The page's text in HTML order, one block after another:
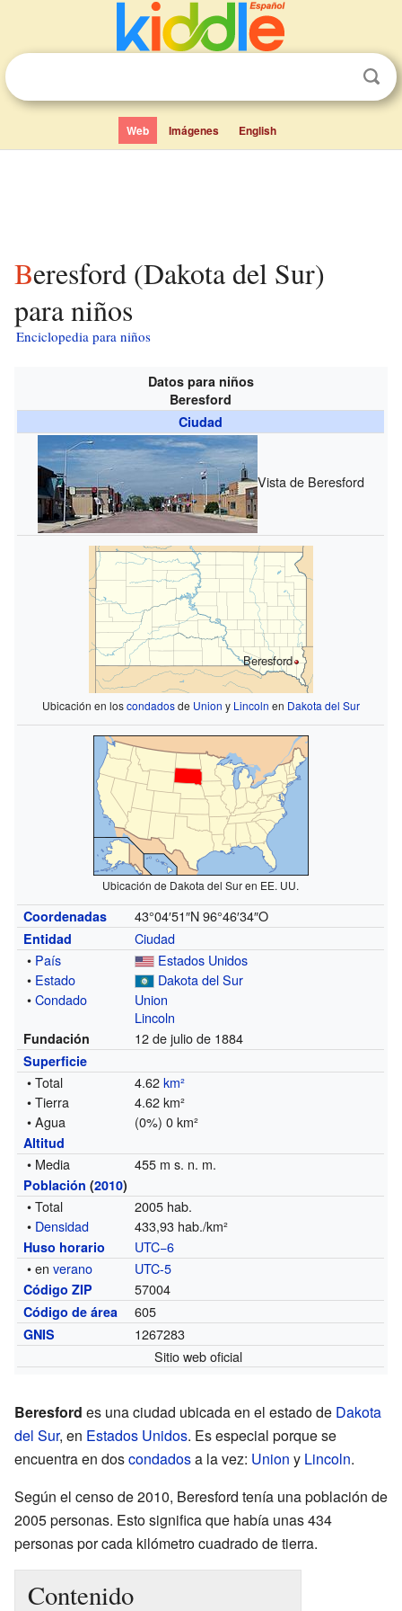
Web Imágenes English
Beresford (Dakota del Sur)
para niños
Enciclopedia para niños
Datos para niños
Beresford
Ciudad
Vista de Beresford
Beresford
Ubicación en loscondadosde Union y Lincoln en Dakota del Sur
Ubicación de Dakota del Sur en EE. UU.
Coordenadas 43°04′51″N 96°46′34″O
Entidad
Ciudad
• País
Estados Unidos
• Estado
Dakota del Sur
•Condado
Union
Lincoln
Fundación 12 de julio de 1884
Superficie
• Total 4.62km²
• Tierra
4.62 km²
• Agua
(0%) 0 km²
Altitud
• Media 455 m s. n. m.
Población (2010)
• Total
2005 hab.
• Densidad 433,93 hab./km²
Huso horario
UTC−6
• enverano UTC-5
Código ZIP 57004
Código de área 605
GNIS
1267283
Sitio web oficial
Beresford es una ciudad ubicada en el estado de Dakota
del Sur, en Estados Unidos. Es especial porque se
encuentra en doscondadosa la vez: Union y Lincoln.
Según el censo de 2010, Beresford tenía una población de
2005 personas. Esto significa que había unas 434
personas por cada kilómetro cuadrado de tierra.
Contenido